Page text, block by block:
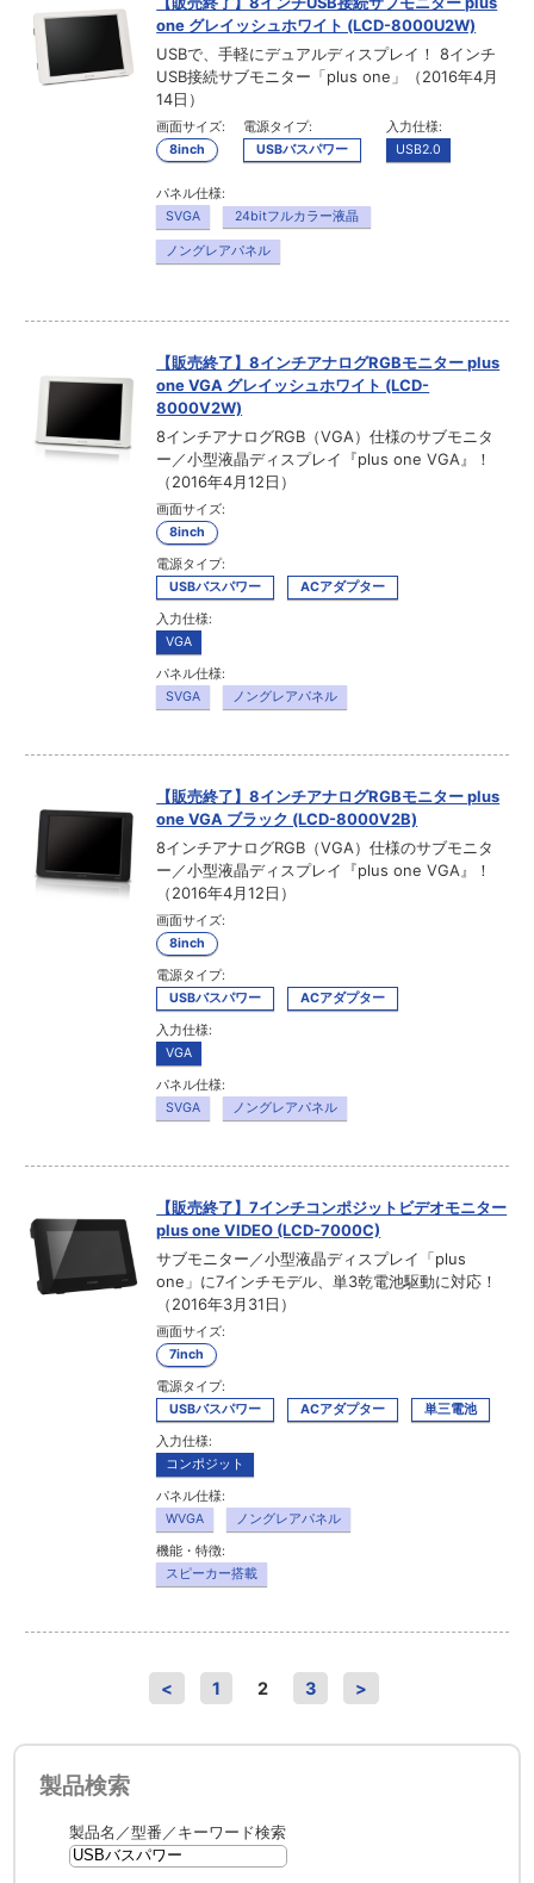
one グレイッシュホワイト (LCD-8000U2W)
USBで、手軽にデュアルディスプレイ！ 8インチ
USB接続サブモニター「plus one」（2016年4月
14日）
画面サイズ:
8inch
電源タイプ:
USBバスパワー
入力仕様:
USB2.0
パネル仕様:
SVGA
24bitフルカラー液晶
ノングレアパネル
【販売終了】8インチアナログRGBモニター plus
one VGA グレイッシュホワイト (LCD-
8000V2W)
8インチアナログRGB（VGA）仕様のサブモニタ
ー／小型液晶ディスプレイ『plus one VGA』！
（2016年4月12日）
画面サイズ:
8inch
電源タイプ:
USBバスパワー
ACアダプター
入力仕様:
VGA
パネル仕様:
SVGA
ノングレアパネル
【販売終了】8インチアナログRGBモニター plus
one VGA ブラック (LCD-8000V2B)
8インチアナログRGB（VGA）仕様のサブモニタ
ー／小型液晶ディスプレイ『plus one VGA』！
（2016年4月12日）
画面サイズ:
8inch
電源タイプ:
USBバスパワー
ACアダプター
入力仕様:
VGA
パネル仕様:
SVGA
ノングレアパネル
【販売終了】7インチコンポジットビデオモニター
plus one VIDEO (LCD-7000C)
サブモニター／小型液晶ディスプレイ「plus
one」に7インチモデル、単3乾電池駆動に対応！
（2016年3月31日）
画面サイズ:
7inch
電源タイプ:
USBバスパワー
ACアダプター 単三電池
入力仕様:
コンポジット
パネル仕様:
WVGA
ノングレアパネル
機能・特徴:
スピーカー搭載
< 1 2 3 >
製品検索
製品名／型番／キーワード検索